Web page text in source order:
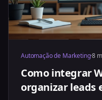
Automação de Marketing·8
Como integrar
organizar leads